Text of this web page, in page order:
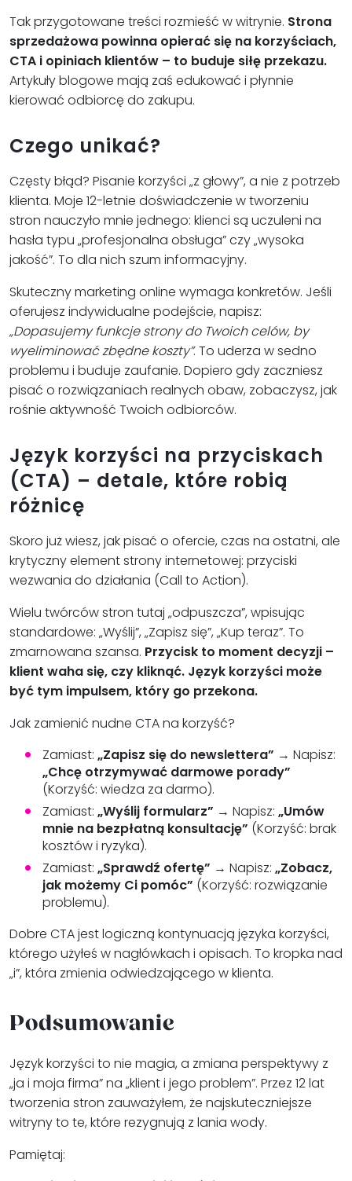
Tak przygotowane treści rozmieść w witrynie. Strona
sprzedażowa powinna opierać się na korzyściach,
CTA i opiniach klientów – to buduje siłę przekazu.
Artykuły blogowe mają zaś edukować i płynnie
kierować odbiorcę do zakupu.
Czego unikać?
Częsty błąd? Pisanie korzyści „z głowy”, a nie z potrzeb
klienta. Moje 12-letnie doświadczenie w tworzeniu
stron nauczyło mnie jednego: klienci są uczuleni na
hasła typu „profesjonalna obsługa” czy „wysoka
jakość”. To dla nich szum informacyjny.
Skuteczny marketing online wymaga konkretów. Jeśli
oferujesz indywidualne podejście, napisz:
„Dopasujemy funkcje strony do Twoich celów, by
wyeliminować zbędne koszty”. To uderza w sedno
problemu i buduje zaufanie. Dopiero gdy zaczniesz
pisać o rozwiązaniach realnych obaw, zobaczysz, jak
rośnie aktywność Twoich odbiorców.
Język korzyści na przyciskach
(CTA) – detale, które robią
różnicę
Skoro już wiesz, jak pisać o ofercie, czas na ostatni, ale
krytyczny element strony internetowej: przyciski
wezwania do działania (Call to Action).
Wielu twórców stron tutaj „odpuszcza”, wpisując
standardowe: „Wyślij”, „Zapisz się”, „Kup teraz”. To
zmarnowana szansa. Przycisk to moment decyzji –
klient waha się, czy kliknąć. Język korzyści może
być tym impulsem, który go przekona.
Jak zamienić nudne CTA na korzyść?
Zamiast: „Zapisz się do newslettera” → Napisz:
„Chcę otrzymywać darmowe porady”
(Korzyść: wiedza za darmo).
Zamiast: „Wyślij formularz” → Napisz: „Umów
mnie na bezpłatną konsultację” (Korzyść: brak
kosztów i ryzyka).
Zamiast: „Sprawdź ofertę” → Napisz: „Zobacz,
jak możemy Ci pomóc” (Korzyść: rozwiązanie
problemu).
Dobre CTA jest logiczną kontynuacją języka korzyści,
którego użyłeś w nagłówkach i opisach. To kropka nad
„i”, która zmienia odwiedzającego w klienta.
Podsumowanie
Język korzyści to nie magia, a zmiana perspektywy z
„ja i moja firma” na „klient i jego problem”. Przez 12 lat
tworzenia stron zauważyłem, że najskuteczniejsze
witryny to te, które rezygnują z lania wody.
Pamiętaj: